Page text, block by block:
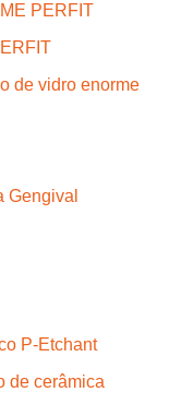
PERFIT
de vidro enorme
Gengival
P-Etchant
de cerâmica